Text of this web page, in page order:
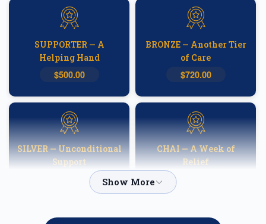
SUPPORTER — A
Helping Hand
$500.00
BRONZE — Another Tier
of Care
$720.00
SILVER — Unconditional
Support
CHAI — A Week of
Relief
$1,800.00